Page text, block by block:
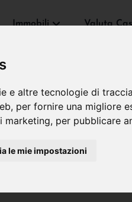
e altre tecnologie di
, per fornire una migliore
marketing, per pubblicare
le mie impostazioni
Immobili Valuta